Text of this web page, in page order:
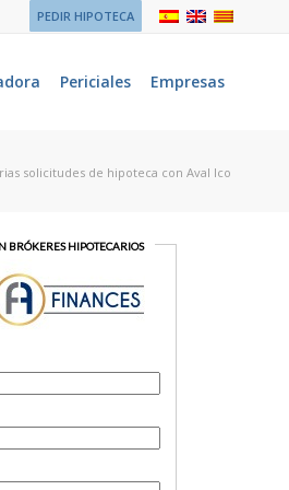
PEDIR HIPOTECA
Periciales Empresas
solicitudes de hipoteca con Aval Ico